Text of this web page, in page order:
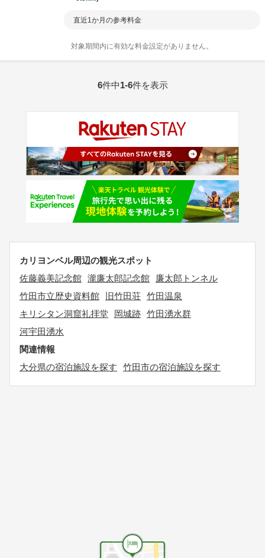
直近1か月の参考料金
対象期間内に有効な料金設定がありません。
6件中1-6件を表示
カリヨンベル周辺の観光スポット
佐藤義美記念館 瀧廉太郎記念館
廉太郎トンネル
竹田市立歴史資料館
旧竹田荘 竹田温泉
キリシタン洞窟礼拝堂
岡城跡 竹田湧水群
河宇田湧水
関連情報
大分県の宿泊施設を探す
竹田市の宿泊施設を探す